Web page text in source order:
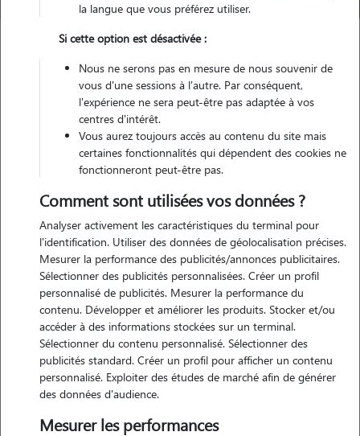
Loire-Atlantique
Moisdon-la-Rivière
Nos promeneurs et familles d'accueil
à Moisdon-la-Rivière (44520)
la langue que vous préférez utiliser.
Si cette option est désactivée :
Nous ne serons pas en mesure de nous souvenir de
vous d'une sessions à l'autre. Par conséquent,
l'expérience ne sera peut-être pas adaptée à vos
centres d'intérêt.
Vous aurez toujours accès au contenu du site mais
certaines fonctionnalités qui dépendent des cookies ne
fonctionneront peut-être pas.
Comment sont utilisées vos données ?
Analyser activement les caractéristiques du terminal pour
l'identification. Utiliser des données de géolocalisation précises.
Mesurer la performance des publicités/annonces publicitaires.
Sélectionner des publicités personnalisées. Créer un profil
personnalisé de publicités. Mesurer la performance du
contenu. Développer et améliorer les produits. Stocker et/ou
accéder à des informations stockées sur un terminal.
Sélectionner du contenu personnalisé. Sélectionner des
publicités standard. Créer un profil pour afficher un contenu
personnalisé. Exploiter des études de marché afin de générer
des données d'audience.
Mesurer les performances